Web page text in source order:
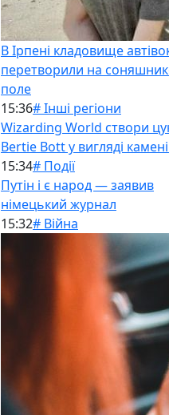
В Ірпені кладовище
перетворили на
поле
15:36# Інші регіони
Wizarding World створи
Bertie Bott у вигляді
15:34# Події
Путін і є народ — заявив
німецький журнал
15:32# Війна